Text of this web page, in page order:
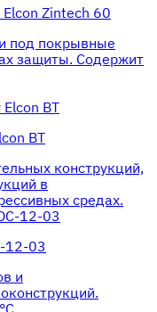
Zintech 60
под покрывные
защиты. Cодержит
BT
конструкций,
в
средах.
12-03
и